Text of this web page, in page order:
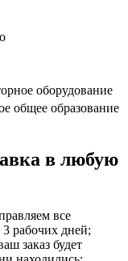
оборудование
общее образование
в любую
все
рабочих дней;
заказ будет